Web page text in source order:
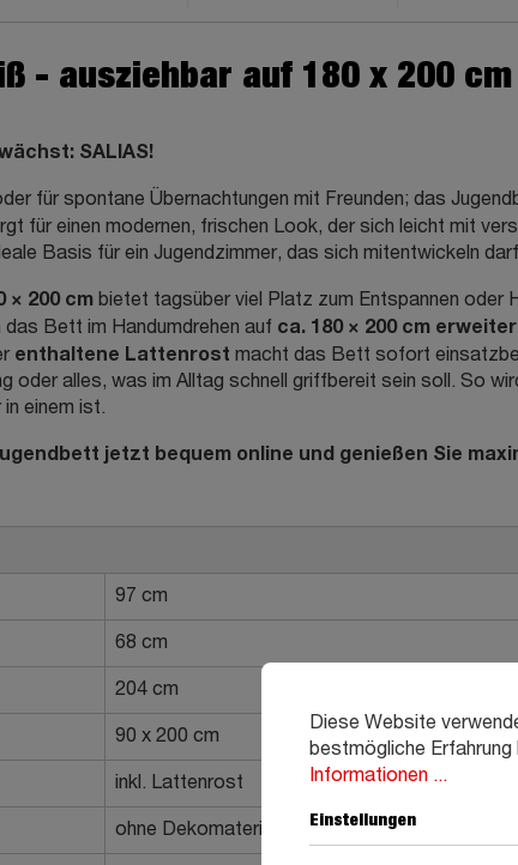
- ausziehbar auf 180 x 200 cm
SALIAS!
für spontane Übernachtungen mit Freunden; das
für einen modernen, frischen Look, der sich leicht mit
Basis für ein Jugendzimmer, das sich mitentwickeln
× 200 cm bietet tagsüber viel Platz zum Entspannen oder
Bett im Handumdrehen auf ca. 180 × 200 cm
enthaltene Lattenrost macht das Bett sofort
oder alles, was im Alltag schnell griffbereit sein soll. So
einem ist.
jetzt bequem online und genießen Sie
97 cm
68 cm
204 cm
90 x 200 cm
inkl. Lattenrost
ohne Dekomaterial, ohne Matratze
Diese Website
bestmögliche Erfahrung
Informationen ...
Einstellungen